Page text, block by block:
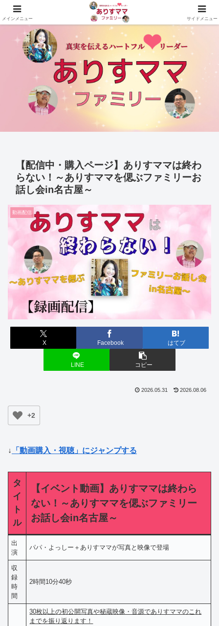
真実を伝えるハートフルリーダーありすママファミリーの公式サイト
【配信中・購入ページ】ありすママは終わ
らない！～ありすママを偲ぶファミリーお
話し会in名古屋～
動画配信
X Facebook はてブ
LINE コピー
2026.05.31 2026.08.06
+2
↓ 「動画購入・視聴」にジャンプする
タ
イ
ト
ル
【イベント動画】ありすママは終わら
ない！～ありすママを偲ぶファミリー
お話し会in名古屋～
出
演
パパ・よっしー＋ありすママが写真と映像で登場
収
録
時
間
2時間10分40秒
30枚以上の初公開写真や秘蔵映像・音源でありすママのこれ
までを振り返ります！
メインメニュー サイドメニュー